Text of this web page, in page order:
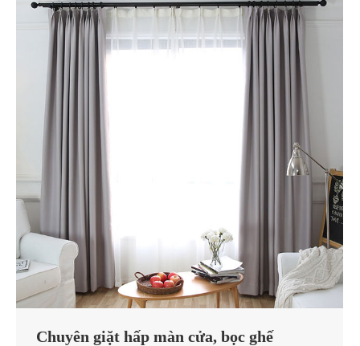
Chuyên giặt hấp màn cửa, bọc ghế